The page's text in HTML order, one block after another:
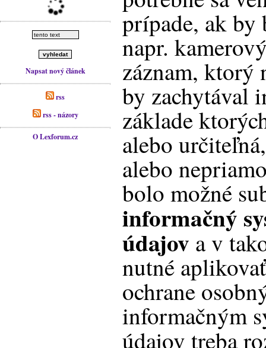
Napsat nový článek
rss
rss - názory
O Lexforum.cz
prípade, ak
napr.
záznam, ktorý
by zachytával
základe
alebo
alebo
bolo možné
informačný
údajov a v
nutné
ochrane
informačným
údajov treba